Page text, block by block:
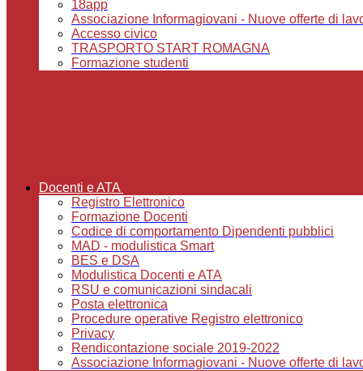
18app
Associazione Informagiovani - Nuove offerte di
Accesso civico
TRASPORTO START ROMAGNA
Formazione studenti
Docenti e ATA
Registro Elettronico
Formazione Docenti
Codice di comportamento Dipendenti pubblici
MAD - modulistica Smart
BES e DSA
Modulistica Docenti e ATA
RSU e comunicazioni sindacali
Posta elettronica
Procedure operative Registro elettronico
Privacy
Rendicontazione sociale 2019-2022
Associazione Informagiovani - Nuove offerte di